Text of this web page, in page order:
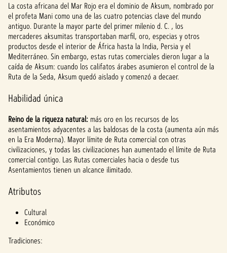
La costa africana del Mar Rojo era el dominio de Aksum, nombrado por
el profeta Mani como una de las cuatro potencias clave del mundo
antiguo. Durante la mayor parte del primer milenio d. C. , los
mercaderes aksumitas transportaban marfil, oro, especias y otros
productos desde el interior de África hasta la India, Persia y el
Mediterráneo. Sin embargo, estas rutas comerciales dieron lugar a la
caída de Aksum: cuando los califatos árabes asumieron el control de la
Ruta de la Seda, Aksum quedó aislado y comenzó a decaer.
Habilidad única
Reino de la riqueza natural: más oro en los recursos de los
asentamientos adyacentes a las baldosas de la costa (aumenta aún más
en la Era Moderna). Mayor límite de Ruta comercial con otras
civilizaciones, y todas las civilizaciones han aumentado el límite de Ruta
comercial contigo. Las Rutas comerciales hacia o desde tus
Asentamientos tienen un alcance ilimitado.
Atributos
Cultural
Económico
Tradiciones: